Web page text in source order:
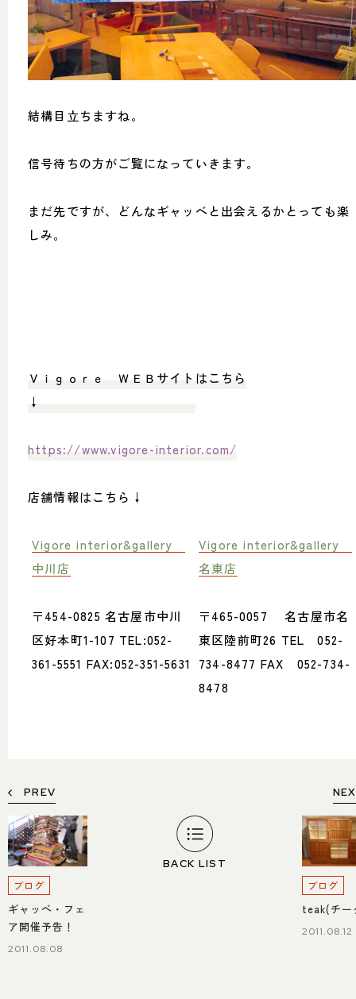
結構目立ちますね。
信号待ちの方がご覧になっていきます。
まだ先ですが、どんなギャッベと出会えるかとっても楽
しみ。
Ｖｉｇｏｒｅ ＷＥＢサイトはこちら
↓
https://www.vigore-interior.com/
店舗情報はこちら↓
Vigore interior&gallery
中川店
〒454-0825 名古屋市中川
区好本町1-107 TEL:052-
361-5551 FAX:052-351-5631
Vigore interior&gallery
名東店
〒465-0057 名古屋市名
東区陸前町26 TEL 052-
734-8477 FAX 052-734-
8478
PREV
ブログ
ギャッベ・フェ
ア開催予告！
2011.08.08
BACK LIST
ブログ
teak(チー
2011.08.12